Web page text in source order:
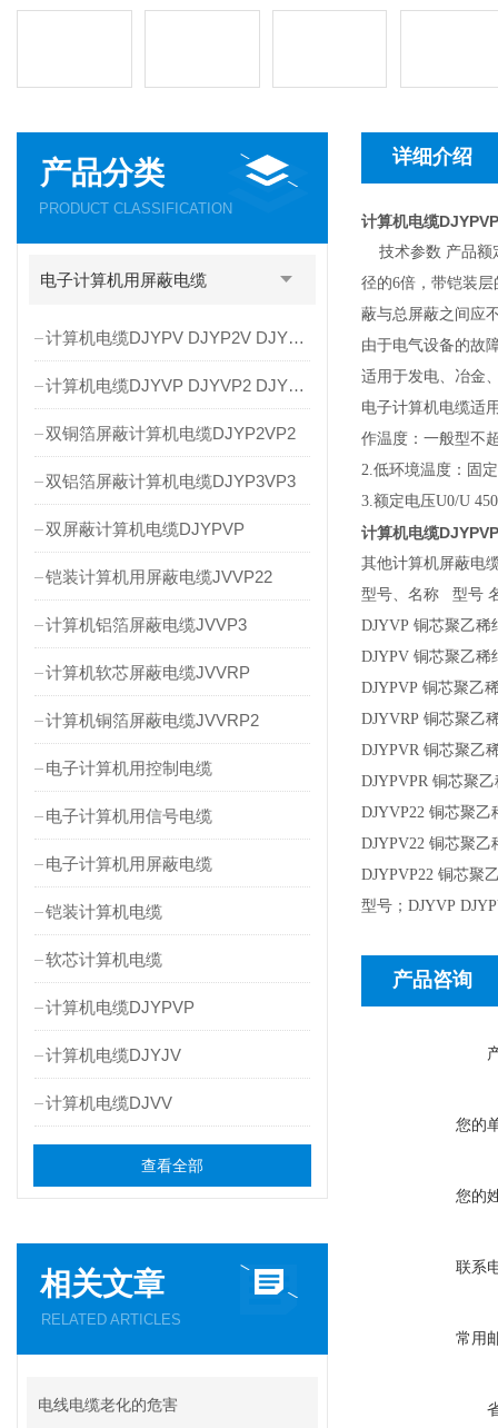
产品分类
PRODUCT CLASSIFICATION
电子计算机用屏蔽电缆
计算机电缆DJYPV DJYP2V DJYP3V
计算机电缆DJYVP DJYVP2 DJYVP3
双铜箔屏蔽计算机电缆DJYP2VP2
双铝箔屏蔽计算机电缆DJYP3VP3
双屏蔽计算机电缆DJYPVP
铠装计算机用屏蔽电缆JVVP22
计算机铝箔屏蔽电缆JVVP3
计算机软芯屏蔽电缆JVVRP
计算机铜箔屏蔽电缆JVVRP2
电子计算机用控制电缆
电子计算机用信号电缆
电子计算机用屏蔽电缆
铠装计算机电缆
软芯计算机电缆
计算机电缆DJYPVP
计算机电缆DJYJV
计算机电缆DJVV
查看全部
相关文章
RELATED ARTICLES
电线电缆老化的危害
详细介绍
计算机电缆
技术参数 产品额
径的6倍，带铠装
蔽与总屏蔽之间应
由于电气设备的故
适用于发电、冶金
电子计算机电缆适
作温度：一般型不
2.低环境温度：固
3.额定电压U0/U
计算机电缆
其他计算机屏蔽电
型号、名称 型
DJYVP 铜芯聚乙
DJYPV 铜芯聚乙
DJYPVP 铜芯聚乙
DJYVRP 铜芯聚乙
DJYPVR 铜芯聚乙
DJYPVPR 铜芯聚
DJYVP22 铜芯聚
DJYPV22 铜芯聚
DJYPVP22 铜芯聚
型号；DJYVP
产品咨询
您的
您的
联系
常用